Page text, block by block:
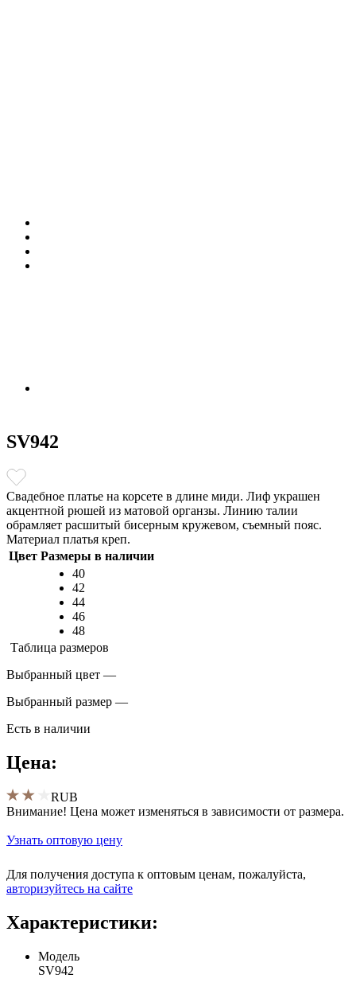
SV942
Свадебное платье на корсете в длине миди. Лиф украшен
акцентной рюшей из матовой органзы. Линию талии
обрамляет расшитый бисерным кружевом, съемный пояс.
Материал платья креп.
Цвет Размеры в наличии
40
42
44
46
48
Таблица размеров
Выбранный цвет —
Выбранный размер —
Есть в наличии
Цена:
RUB
Внимание! Цена может изменяться в зависимости от размера.
Узнать оптовую цену
Для получения доступа к оптовым ценам, пожалуйста,
aвторизуйтесь на сайте
Характеристики:
Модель
SV942